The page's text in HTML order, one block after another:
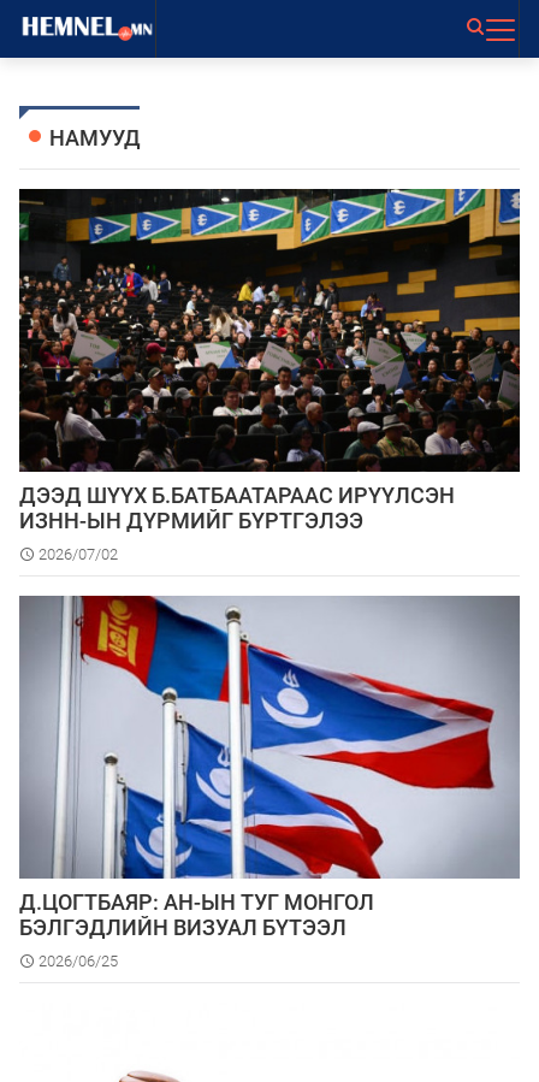
НАМУУД
ДЭЭД ШҮҮХ Б.БАТБААТАРААС ИРҮҮЛСЭН
ИЗНН-ЫН ДҮРМИЙГ БҮРТГЭЛЭЭ
2026/07/02
Д.ЦОГТБАЯР: АН-ЫН ТУГ МОНГОЛ
БЭЛГЭДЛИЙН ВИЗУАЛ БҮТЭЭЛ
2026/06/25